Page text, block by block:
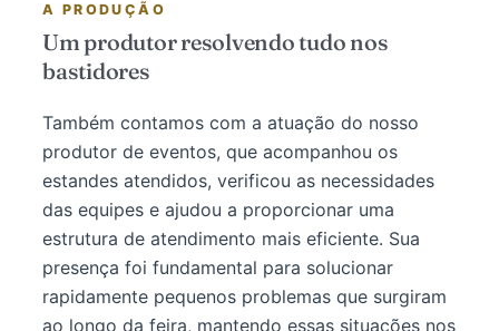
A PRODUÇÃO
Um produtor resolvendo tudo nos
bastidores
Também contamos com a atuação do nosso
produtor de eventos, que acompanhou os
estandes atendidos, verificou as necessidades
das equipes e ajudou a proporcionar uma
estrutura de atendimento mais eficiente. Sua
presença foi fundamental para solucionar
rapidamente pequenos problemas que surgiram
ao longo da feira, mantendo essas situações nos